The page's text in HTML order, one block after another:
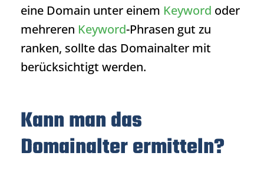
eine Domain unter einem Keyword oder
mehreren Keyword-Phrasen gut zu
ranken, sollte das Domainalter mit
berücksichtigt werden.
Kann man das
Domainalter ermitteln?